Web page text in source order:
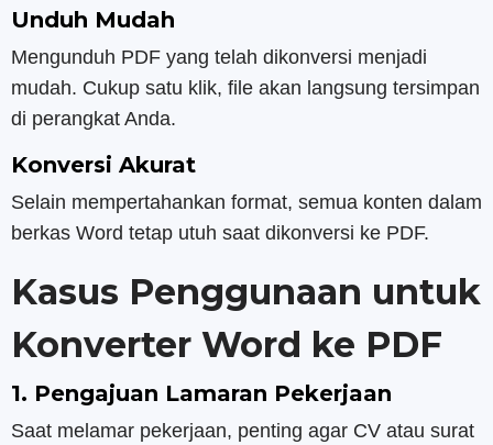
Unduh Mudah
Mengunduh PDF yang telah dikonversi menjadi
mudah. ​​Cukup satu klik, file akan langsung tersimpan
di perangkat Anda.
Konversi Akurat
Selain mempertahankan format, semua konten dalam
berkas Word tetap utuh saat dikonversi ke PDF.
Kasus Penggunaan untuk
Konverter Word ke PDF
1. Pengajuan Lamaran Pekerjaan
Saat melamar pekerjaan, penting agar CV atau surat